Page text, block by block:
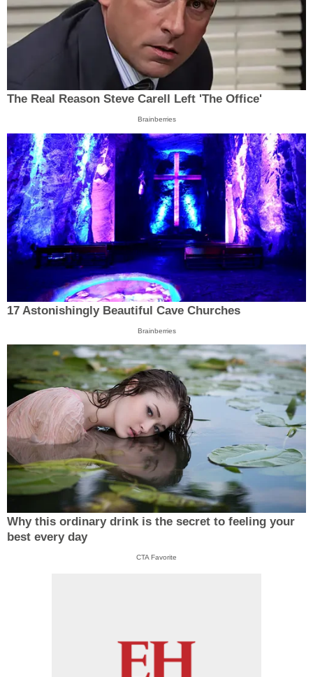
The Real Reason Steve Carell Left 'The Office'
Brainberries
17 Astonishingly Beautiful Cave Churches
Brainberries
Why this ordinary drink is the secret to feeling your
best every day
CTA Favorite